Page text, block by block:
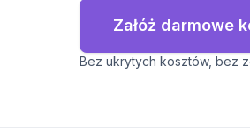
Załóż darmowe
Bez ukrytych kosztów, bez